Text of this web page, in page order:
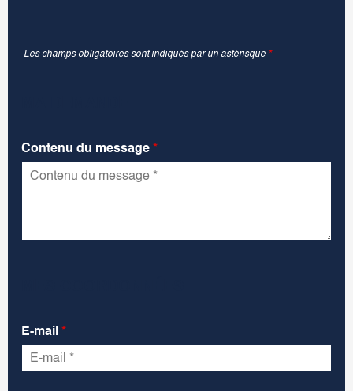
Les champs obligatoires sont indiqués par un astérisque *
Contenu du message *
E-mail *